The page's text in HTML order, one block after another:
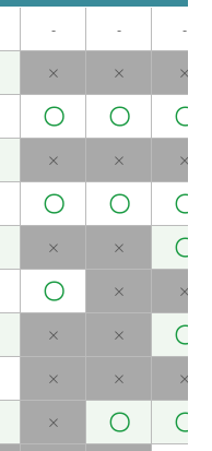
照时间不是很
次课也很期待！(
憾。他寄给我老
日本的大河剧。三
性 )
和旅游。您呢？
吧。( 50代 女性 )
外留学和旅游。
待！( 50代 女性 )
- - -
× × ×
〇 〇 〇
× × ×
〇 〇 〇
× × 〇
〇 × ×
× × 〇
× × ×
× 〇 〇